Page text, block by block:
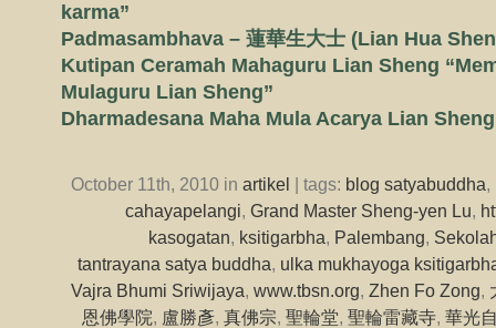
karma”
Padmasambhava – 蓮華生大士 (Lian Hua
Kutipan Ceramah Mahaguru Lian Sheng
Mulaguru Lian Sheng”
Dharmadesana Maha Mula Acarya Lian
October 11th, 2010 in artikel | tags: blog satyabuddha,
cahayapelangi, Grand Master Sheng-yen Lu,
kasogatan, ksitigarbha, Palembang,
tantrayana satya buddha, ulka mukhayoga
Vajra Bhumi Sriwijaya, www.tbsn.org, Zhen Fo Zong,
恩佛學院, 盧勝彥, 真佛宗, 聖輪堂, 聖輪雷藏寺, 華光